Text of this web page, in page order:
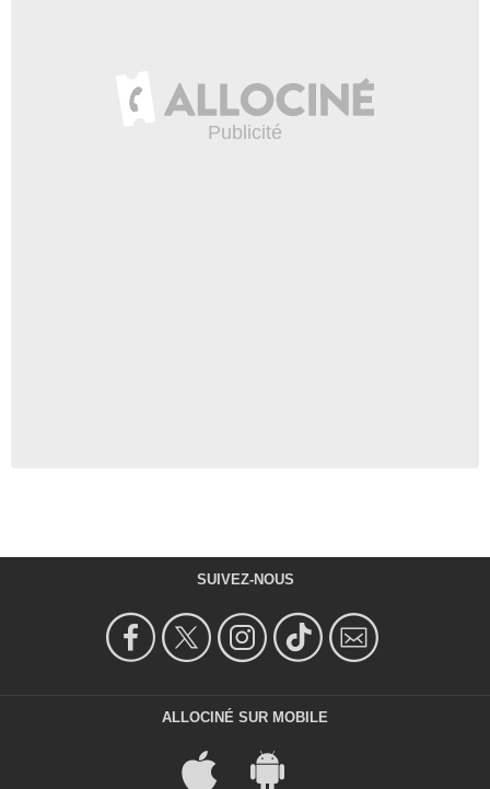
SUIVEZ-NOUS
ALLOCINÉ SUR MOBILE